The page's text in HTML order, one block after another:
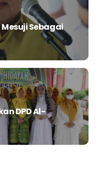
Sebagai
DPD Al-